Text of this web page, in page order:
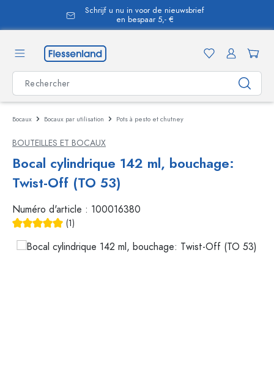
Schrijf u nu in voor de nieuwsbrief
en bespaar 5,- €
Bocaux Bocaux par utilisation Pots à pesto et chutney
BOUTEILLES ET BOCAUX
Bocal cylindrique 142 ml, bouchage:
Twist-Off (TO 53)
Numéro d'article : 100016380
(1)